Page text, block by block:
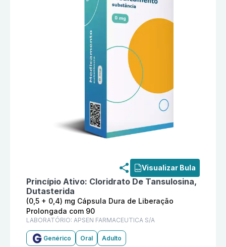
Informações detalhadas do produtoDutasterida +
Visualizar Bula
Princípio Ativo: Cloridrato De Tansulosina,
Dutasterida
(0,5 + 0,4) mg Cápsula Dura de Liberação
Prolongada com 90
LABORATÓRIO: APSEN FARMACEUTICA S/A
Genérico Oral Adulto